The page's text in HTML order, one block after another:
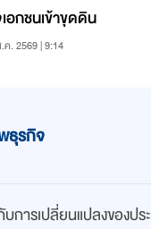
อกชนเข้าขุดดิน
ค. 2569 | 9:14
ธุรกิจ
การเปลี่ยนแปลงของปร